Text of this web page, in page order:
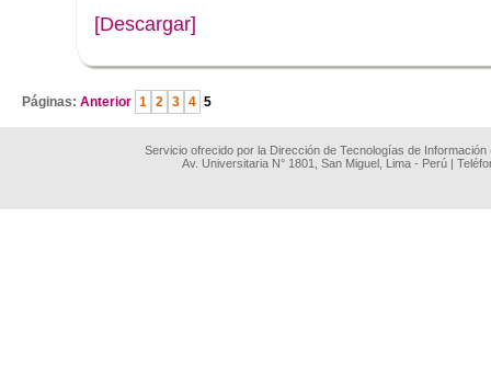
[Descargar]
Páginas: Anterior 1 2 3 4 5
Servicio ofrecido por la Dirección de Tecnologías de
Av. Universitaria N° 1801, San Miguel, Lima - Perú |